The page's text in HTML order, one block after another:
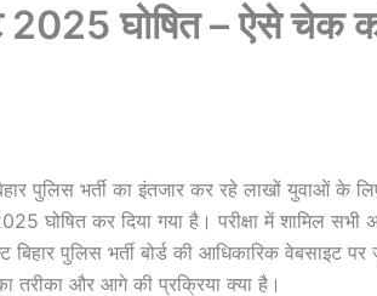
2025 घोषित – ऐसे चेक
पुलिस भर्ती का इंतजार कर रहे लाखों युवाओं के
घोषित कर दिया गया है। परीक्षा में शामिल सभी
पुलिस भर्ती बोर्ड की आधिकारिक वेबसाइट पर
और आगे की प्रक्रिया क्या है।